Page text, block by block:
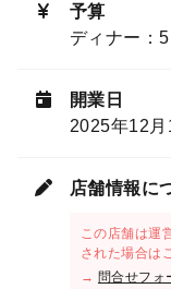
予算
ディナー：
開業日
2025年12月
店舗情報に
この店舗は運
された場合は
→ 問合せフォ